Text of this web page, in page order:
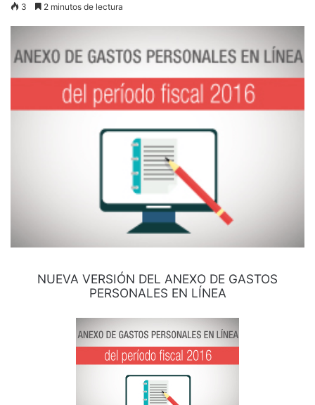
3 2 minutos de lectura
NUEVA VERSIÓN DEL ANEXO DE GASTOS
PERSONALES EN LÍNEA